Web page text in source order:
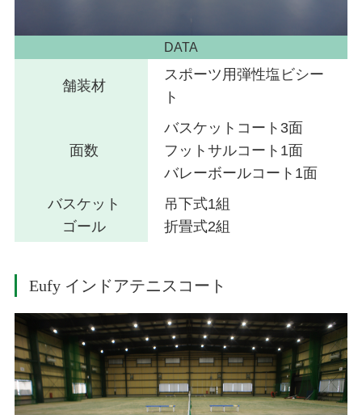
DATA
舗装材
スポーツ用弾性塩ビシー
ト
面数
バスケットコート3面
フットサルコート1面
バレーボールコート1面
バスケット
ゴール
吊下式1組
折畳式2組
Eufy インドアテニスコート